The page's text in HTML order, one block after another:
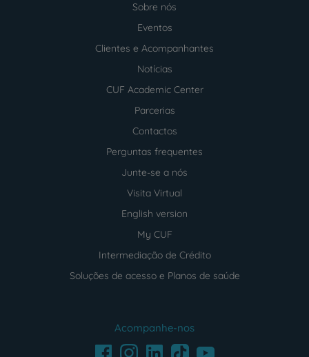
Sobre nós
Eventos
Clientes e Acompanhantes
Notícias
CUF Academic Center
Parcerias
Contactos
Perguntas frequentes
Junte-se a nós
Visita Virtual
English version
My CUF
Intermediação de Crédito
Soluções de acesso e Planos de saúde
Acompanhe-nos
FacebookInstagramLinkedInTikTokYoutube